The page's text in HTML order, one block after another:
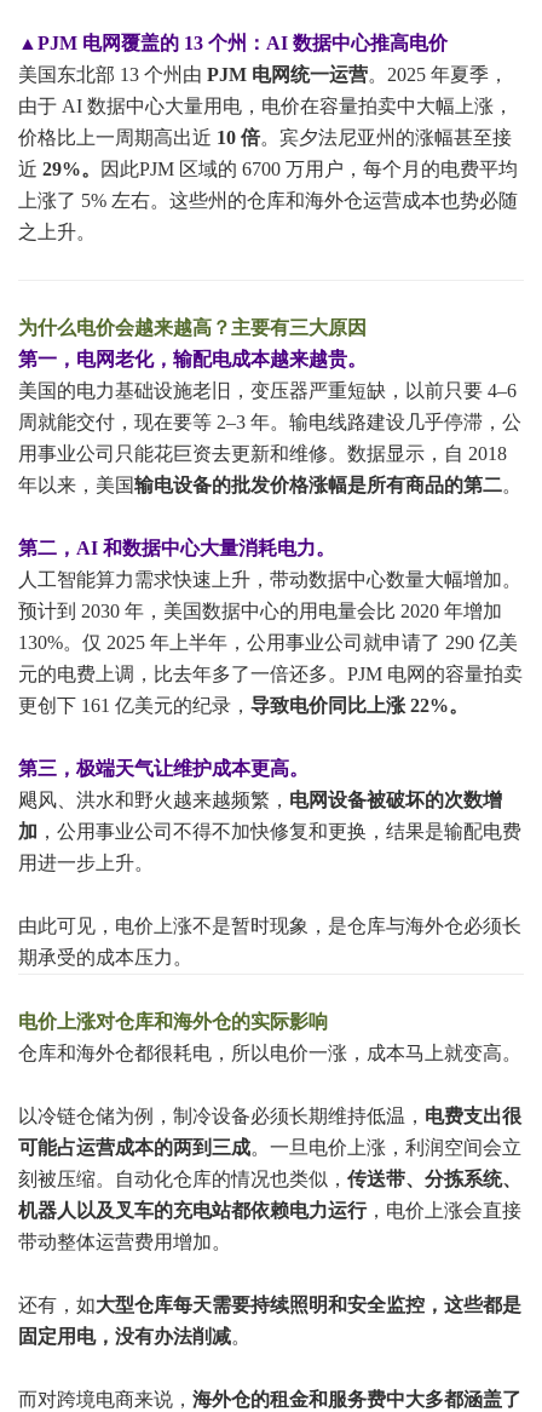
▲PJM 电网覆盖的 13 个州：AI 数据中心推高电价
美国东北部 13 个州由 PJM 电网统一运营。2025 年夏季，
由于 AI 数据中心大量用电，电价在容量拍卖中大幅上涨，
价格比上一周期高出近 10 倍。宾夕法尼亚州的涨幅甚至接
近 29%。
因此PJM 区域的 6700 万用户，每个月的电费平均
上涨了 5% 左右。这些州的仓库和海外仓运营成本也势必随
之上升。
为什么电价会越来越高？主要有三大原因
第一，电网老化，输配电成本越来越贵。
美国的电力基础设施老旧，变压器严重短缺，以前只要 4–6
周就能交付，现在要等 2–3 年。输电线路建设几乎停滞，公
用事业公司只能花巨资去更新和维修。数据显示，自 2018
年以来，美国输电设备的批发价格涨幅是所有商品的第二。
第二，AI 和数据中心大量消耗电力。
人工智能算力需求快速上升，带动数据中心数量大幅增加。
预计到 2030 年，美国数据中心的用电量会比 2020 年增加
130%。仅 2025 年上半年，公用事业公司就申请了 290 亿美
元的电费上调，比去年多了一倍还多。PJM 电网的容量拍卖
更创下 161 亿美元的纪录， 导致电价同比上涨 22%。
第三，极端天气让维护成本更高。
飓风、洪水和野火越来越频繁， 电网设备被破坏的次数增
加 ，公用事业公司不得不加快修复和更换，结果是输配电费
用进一步上升。
由此可见，电价上涨不是暂时现象，是仓库与海外仓必须长
期承受的成本压力。
电价上涨对仓库和海外仓的实际影响
仓库和海外仓都很耗电，所以电价一涨，成本马上就变高。
以冷链仓储为例，制冷设备必须长期维持低温， 电费支出很
可能占运营成本的两到三成。一旦电价上涨，利润空间会立
刻被压缩。自动化仓库的情况也类似， 传送带、分拣系统、
机器人以及叉车的充电站都依赖电力运行，电价上涨会直接
带动整体运营费用增加。
还有，如大型仓库每天需要持续照明和安全监控，这些都是
固定用电，没有办法削减。
而对跨境电商来说， 海外仓的租金和服务费中大多都涵盖了